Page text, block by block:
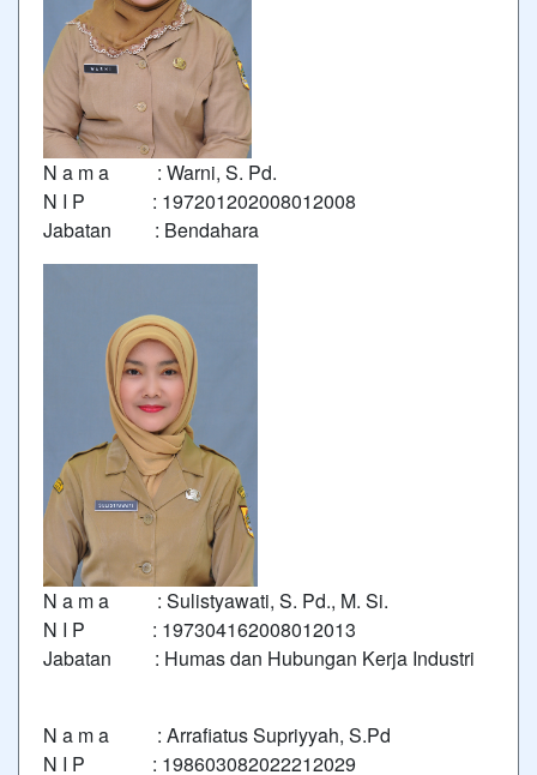
N a m a : Warni, S. Pd.
N I P : 197201202008012008
Jabatan : Bendahara
N a m a : Sulistyawati, S. Pd., M. Si.
N I P : 197304162008012013
Jabatan : Humas dan Hubungan Kerja Industri
N a m a : Arrafiatus Supriyyah, S.Pd
N I P : 198603082022212029